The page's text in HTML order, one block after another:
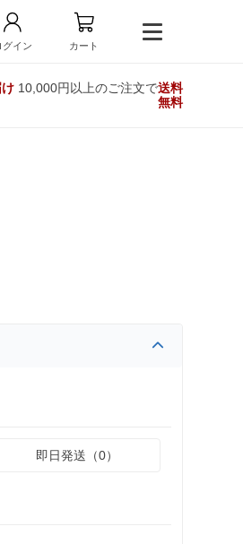
グイン カート
10,000円以上のご注文で送料
無料
即日発送（0）